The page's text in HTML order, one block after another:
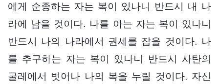
에게 순종하는 자는 복이 있나니 반드시 내 나
라에 남을 것이다. 나를 아는 자는 복이 있나니
반드시 나의 나라에서 권세를 잡을 것이다. 나
를 추구하는 자는 복이 있나니 반드시 사탄의
굴레에서 벗어나 나의 복을 누릴 것이다. 자신